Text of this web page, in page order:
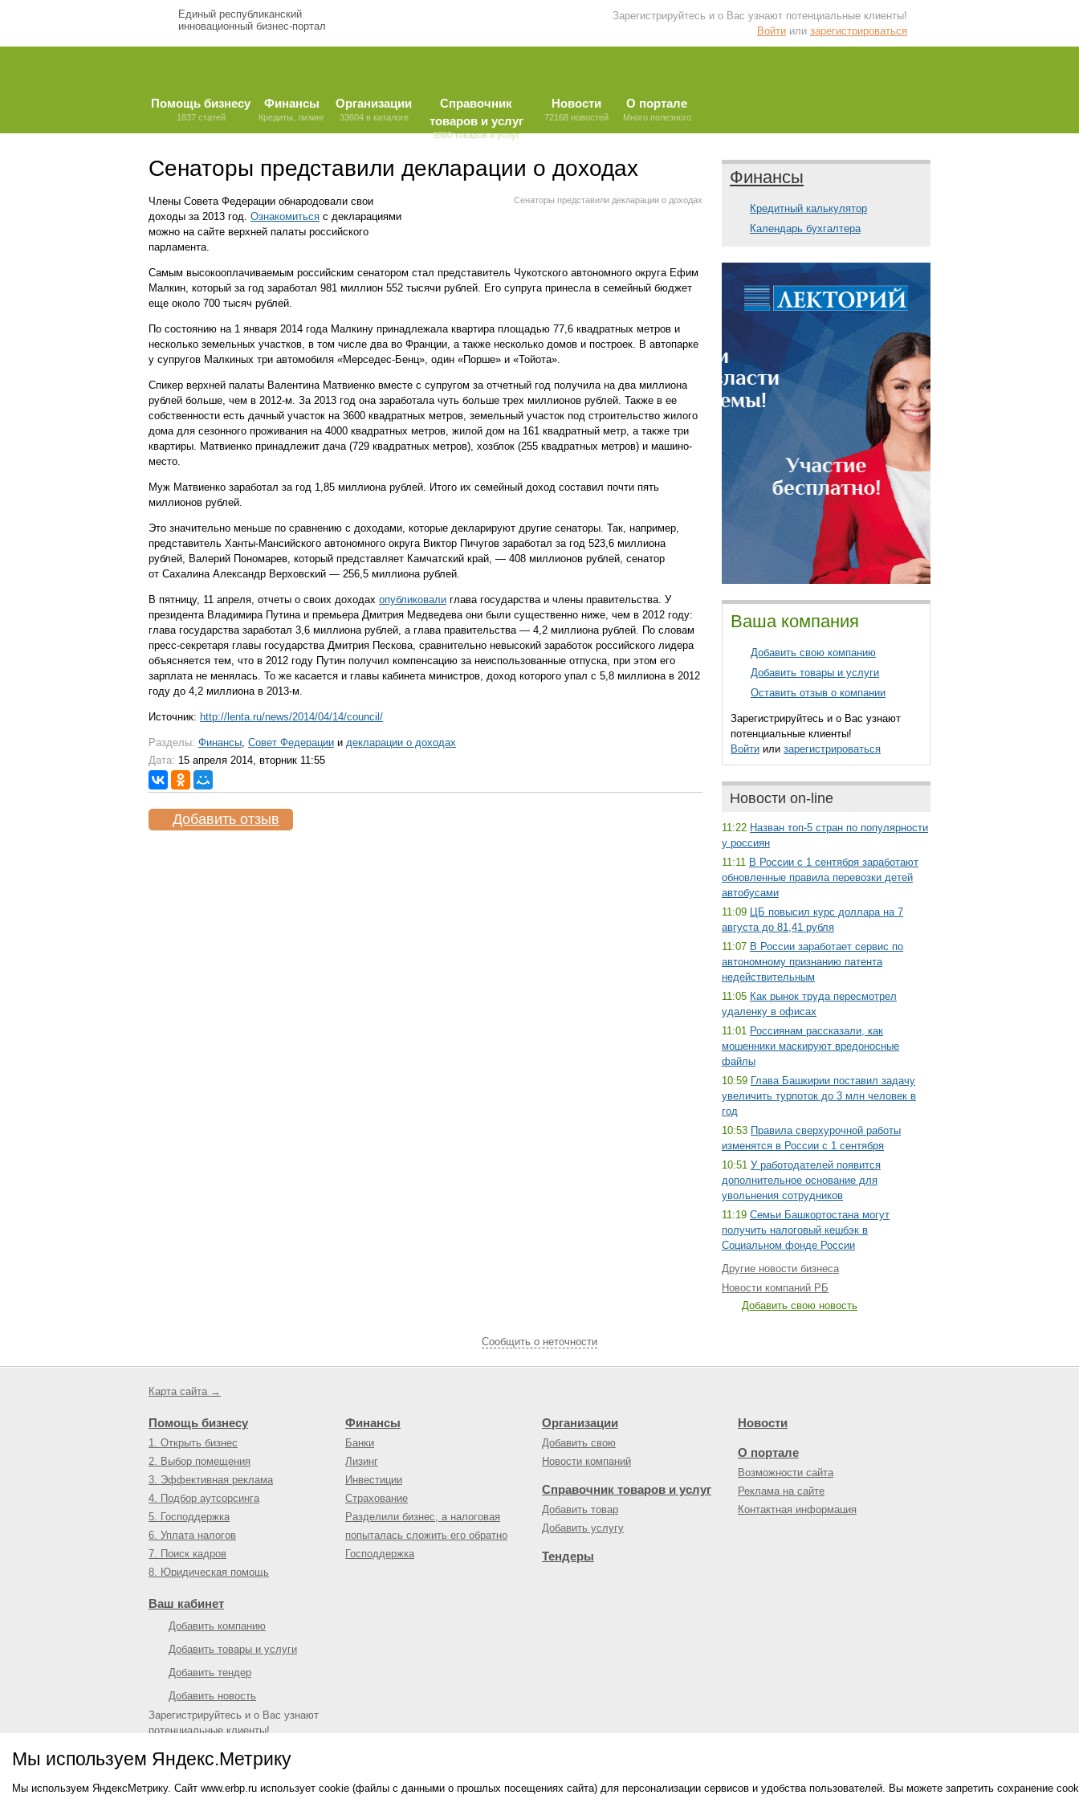
Единый республиканский
инновационный бизнес-портал
Зарегистрируйтесь и о Вас узнают потенциальные клиенты!
Войти или зарегистрироваться
Помощь бизнесу
1837 статей
Финансы
Кредиты, лизинг
Организации
33604 в каталоге
Справочник
товаров и услуг
9580 товаров и услуг
Новости
72168 новостей
О портале
Много полезного
Сенаторы представили декларации о доходах
Сенаторы представили декларации о доходах
Члены Совета Федерации обнародовали свои
доходы за 2013 год. Ознакомиться с декларациями
можно на сайте верхней палаты российского
парламента.
Самым высокооплачиваемым российским сенатором стал представитель Чукотского автономного округа Ефим
Малкин, который за год заработал 981 миллион 552 тысячи рублей. Его супруга принесла в семейный бюджет
еще около 700 тысяч рублей.
По состоянию на 1 января 2014 года Малкину принадлежала квартира площадью 77,6 квадратных метров и
несколько земельных участков, в том числе два во Франции, а также несколько домов и построек. В автопарке
у супругов Малкиных три автомобиля «Мерседес-Бенц», один «Порше» и «Тойота».
Спикер верхней палаты Валентина Матвиенко вместе с супругом за отчетный год получила на два миллиона
рублей больше, чем в 2012-м. За 2013 год она заработала чуть больше трех миллионов рублей. Также в ее
собственности есть дачный участок на 3600 квадратных метров, земельный участок под строительство жилого
дома для сезонного проживания на 4000 квадратных метров, жилой дом на 161 квадратный метр, а также три
квартиры. Матвиенко принадлежит дача (729 квадратных метров), хозблок (255 квадратных метров) и машино-
место.
Муж Матвиенко заработал за год 1,85 миллиона рублей. Итого их семейный доход составил почти пять
миллионов рублей.
Это значительно меньше по сравнению с доходами, которые декларируют другие сенаторы. Так, например,
представитель Ханты-Мансийского автономного округа Виктор Пичугов заработал за год 523,6 миллиона
рублей, Валерий Пономарев, который представляет Камчатский край, — 408 миллионов рублей, сенатор
от Сахалина Александр Верховский — 256,5 миллиона рублей.
В пятницу, 11 апреля, отчеты о своих доходах опубликовали глава государства и члены правительства. У
президента Владимира Путина и премьера Дмитрия Медведева они были существенно ниже, чем в 2012 году:
глава государства заработал 3,6 миллиона рублей, а глава правительства — 4,2 миллиона рублей. По словам
пресс-секретаря главы государства Дмитрия Пескова, сравнительно невысокий заработок российского лидера
объясняется тем, что в 2012 году Путин получил компенсацию за неиспользованные отпуска, при этом его
зарплата не менялась. То же касается и главы кабинета министров, доход которого упал с 5,8 миллиона в 2012
году до 4,2 миллиона в 2013-м.
Источник: http://lenta.ru/news/2014/04/14/council/
Разделы: Финансы, Совет Федерации и декларации о доходах
Дата: 15 апреля 2014, вторник 11:55
Добавить отзыв
Финансы
Кредитный калькулятор
Календарь бухгалтера
Ваша компания
Добавить свою компанию
Добавить товары и услуги
Оставить отзыв о компании
Зарегистрируйтесь и о Вас узнают
потенциальные клиенты!
Войти или зарегистрироваться
Мы используем Яндекс.Метрику
Мы используем ЯндексМетрику. Сайт www.erbp.ru использует cookie (файлы с данными о прошлых посещениях сайта) для персонализации сервисов и удобства пользователей. Вы можете запретить сохранение
Новости on-line
11:22 Назван топ-5 стран по популярности
у россиян
11:11 В России с 1 сентября заработают
обновленные правила перевозки детей
автобусами
11:09 ЦБ повысил курс доллара на 7
августа до 81,41 рубля
11:07 В России заработает сервис по
автономному признанию патента
недействительным
11:05 Как рынок труда пересмотрел
удаленку в офисах
11:01 Россиянам рассказали, как
мошенники маскируют вредоносные
файлы
10:59 Глава Башкирии поставил задачу
увеличить турпоток до 3 млн человек в
год
10:53 Правила сверхурочной работы
изменятся в России с 1 сентября
10:51 У работодателей появится
дополнительное основание для
увольнения сотрудников
11:19 Семьи Башкортостана могут
получить налоговый кешбэк в
Социальном фонде России
Другие новости бизнеса
Новости компаний РБ
Добавить свою новость
Cообщить о неточности
Карта сайта →
Помощь бизнесу
1. Открыть бизнес
2. Выбор помещения
3. Эффективная реклама
4. Подбор аутсорсинга
5. Господдержка
6. Уплата налогов
7. Поиск кадров
8. Юридическая помощь
Финансы
Банки
Лизинг
Инвестиции
Страхование
Разделили бизнес, а налоговая
попыталась сложить его обратно
Господдержка
Организации
Добавить свою
Новости компаний
Справочник товаров и услуг
Добавить товар
Добавить услугу
Тендеры
Новости
О портале
Возможности сайта
Реклама на сайте
Контактная информация
Ваш кабинет
Добавить компанию
Добавить товары и услуги
Добавить тендер
Добавить новость
Зарегистрируйтесь и о Вас узнают
потенциальные клиенты!
© 2009—2026Единый республиканский бизнес-портал